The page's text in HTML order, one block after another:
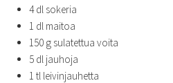
4 dl sokeria
1 dl maitoa
150 g sulatettua voita
5 dl jauhoja
1 tl leivinjauhetta